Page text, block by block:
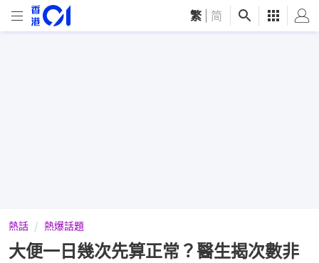
繁 简
熱話 熱爆話題
大便一日幾次先算正常？醫生揭次數非